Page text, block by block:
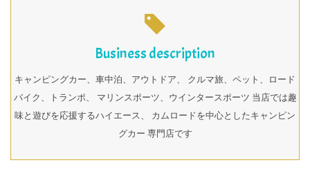
Business description
キャンピングカー、車中泊、アウトドア、 クルマ旅、ペット、ロード
バイク、トランポ、 マリンスポーツ、ウインタースポーツ 当店では趣
味と遊びを応援するハイエース、 カムロードを中心としたキャンピン
グカー 専門店です